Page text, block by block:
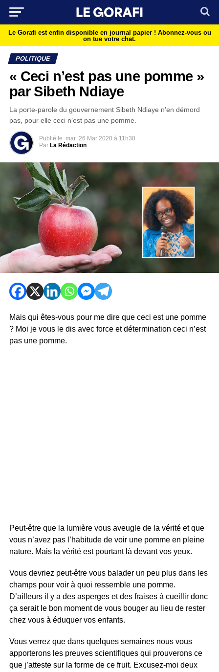
Le Gorafi est enfin disponible en journal papier ! Abonnez-vous ou
on tue votre chat.
POLITIQUE
« Ceci n’est pas une pomme »
par Sibeth Ndiaye
La porte-parole du gouvernement Sibeth Ndiaye n’en démord
pas, pour elle ceci n’est pas une pomme.
Publié le mar 26 Mar 2020 à 11h30
Par La Rédaction
Mais qui êtes-vous pour me dire que ceci est une pomme
? Moi je vous le dis avec force et détermination ceci n’est
pas une pomme.
Peut-être que la lumière vous aveugle de la vérité et que
vous n’avez pas l’habitude de voir une pomme en pleine
nature. Mais la vérité est pourtant là devant vos yeux.
Vous devriez peut-être vous balader un peu plus dans les
champs pour voir à quoi ressemble une pomme.
D’ailleurs il y a des asperges et des fraises à cueillir donc
ça serait le bon moment de vous bouger au lieu de rester
chez vous à éduquer vos enfants.
Vous verrez que dans quelques semaines nous vous
apporterons les preuves scientifiques qui prouverons ce
que j’atteste sur la forme de ce fruit. Excusez-moi deux